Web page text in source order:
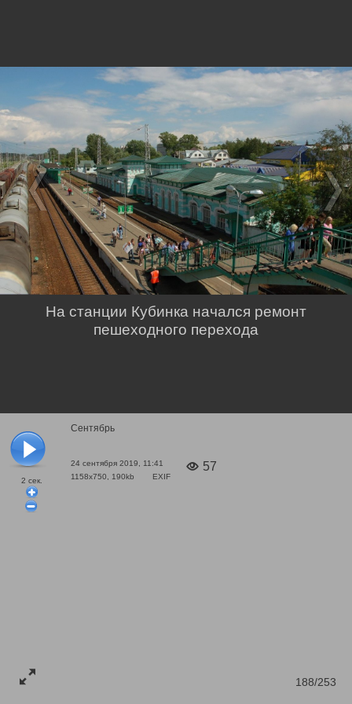
2 сек.
Сентябрь
24 сентября 2019, 11:41
1158x750, 190kb
EXIF
57
188/253
На станции Кубинка начался ремонт
пешеходного перехода